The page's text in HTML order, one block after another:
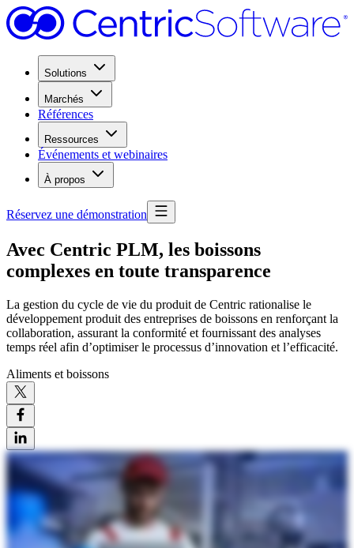
Solutions
Marchés
Références
Ressources
Événements et webinaires
À propos
Réservez une démonstration
Avec Centric PLM, les boissons
complexes en toute transparence
La gestion du cycle de vie du produit de Centric rationalise le
développement produit des entreprises de boissons en renforçant la
collaboration, assurant la conformité et fournissant des analyses
temps réel afin d’optimiser le processus d’innovation et l’efficacité.
Aliments et boissons